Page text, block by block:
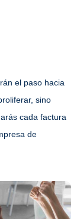
el paso hacia
sino
cada factura
de